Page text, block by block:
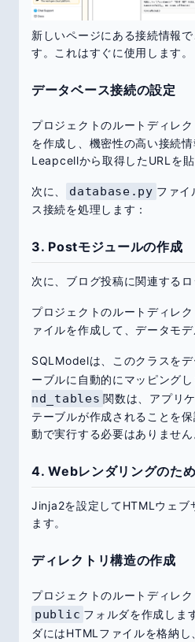
新しいページにある接続情報で
す。これはすぐに使用します。
データベース接続の設定
プロジェクトのルートディレク
を作成し、機密性の高い接続情
Leapcellから取得したURLを貼
次に、 database.py ファイ
ス接続を処理します：
3. Postモジュールの作成
次に、ブログ投稿に関連するロ
プロジェクトのルートディレク
ァイルを作成して、データモデ
SQLModelは、このクラスを
ーブルに自動的にマッピングし
nd_tables 関数は、アプリ
テーブルが作成されることを
動で実行する必要はありません
4. Webレンダリングのた
Jinja2を設定してHTMLウェブ
ます。
ディレクトリ構造の作成
プロジェクトのルートディレク
public フォルダを作成しま
ダにはHTMLファイルを格納し